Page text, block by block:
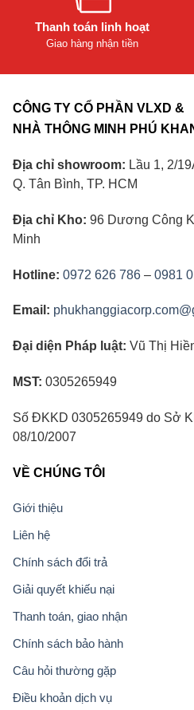
Thanh toán linh hoạt
Giao hàng nhận tiền
CÔNG TY CỔ PHẦN VLXD &
NHÀ THÔNG MINH PHÚ
Địa chỉ showroom: Lầu 1, 2/
Q. Tân Bình, TP. HCM
Địa chỉ Kho: 96 Dương Công
Minh
Hotline: 0972 626 786 – 0981
Email:
Đại diện Pháp luật: Vũ Thị
MST: 0305265949
Số ĐKKD 0305265949 do Sở
08/10/2007
VỀ CHÚNG TÔI
Giới thiệu
Liên hệ
Chính sách đổi trả
Giải quyết khiếu nại
Thanh toán, giao nhận
Chính sách bảo hành
Câu hỏi thường gặp
Điều khoản dịch vụ